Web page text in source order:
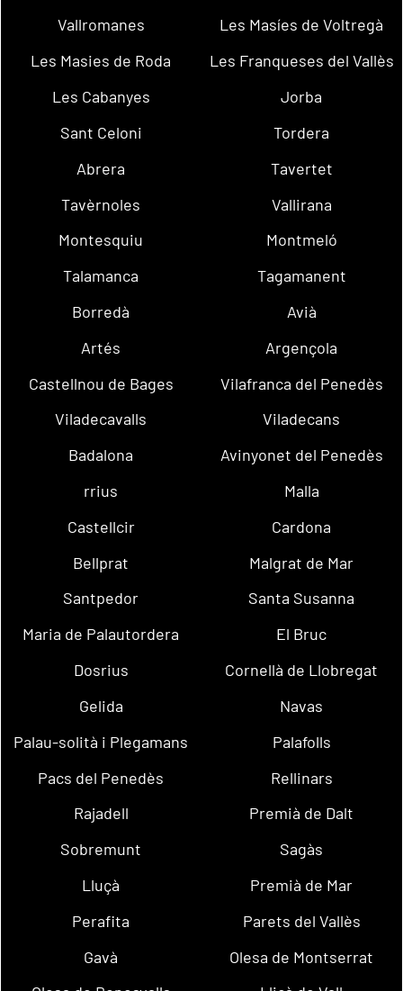
Vallromanes
Les Masíes de Voltregà
Les Masies de Roda
Les Franqueses del Vallès
Les Cabanyes
Jorba
Sant Celoni
Tordera
Abrera
Tavertet
Tavèrnoles
Vallirana
Montesquiu
Montmeló
Talamanca
Tagamanent
Borredà
Avià
Artés
Argençola
Castellnou de Bages
Vilafranca del Penedès
Viladecavalls
Viladecans
Badalona
Avinyonet del Penedès
rrius
Malla
Castellcir
Cardona
Bellprat
Malgrat de Mar
Santpedor
Santa Susanna
Maria de Palautordera
El Bruc
Dosrius
Cornellà de Llobregat
Gelida
Navas
Palau-solità i Plegamans
Palafolls
Pacs del Penedès
Rellinars
Rajadell
Premià de Dalt
Sobremunt
Sagàs
Lluçà
Premià de Mar
Perafita
Parets del Vallès
Gavà
Olesa de Montserrat